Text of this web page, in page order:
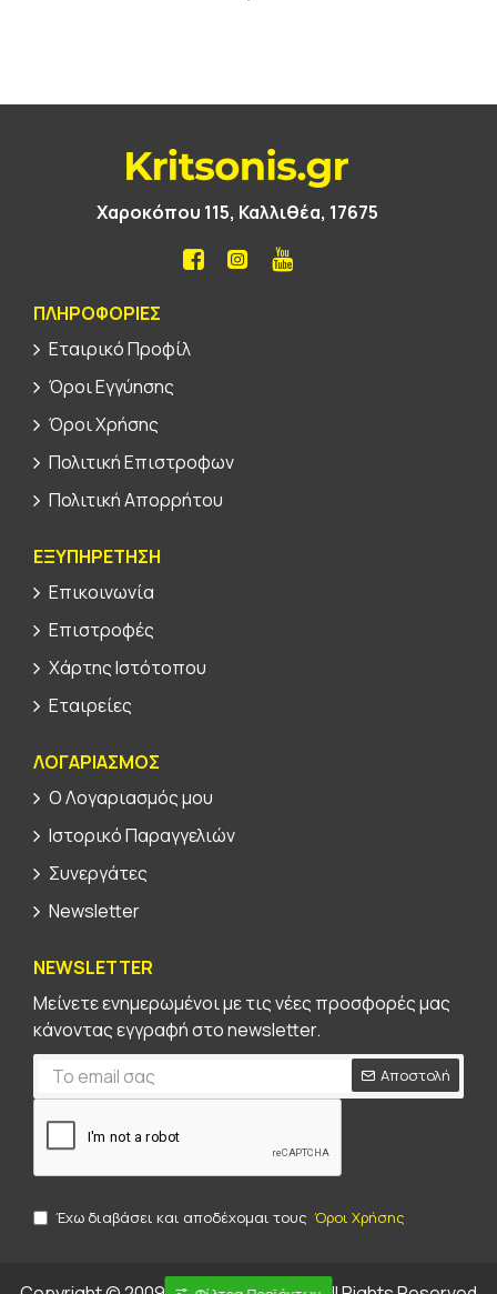
Χαροκόπου 115, Καλλιθέα, 17675
ΠΛΗΡΟΦΟΡΊΕΣ
Εταιρικό Προφίλ
Όροι Εγγύησης
Όροι Χρήσης
Πολιτική Επιστροφων
Πολιτική Απορρήτου
ΕΞΥΠΗΡΕΤΗΣΗ
Επικοινωνία
Επιστροφές
Χάρτης Ιστότοπου
Εταιρείες
ΛΟΓΑΡΙΑΣΜΟΣ
Ο Λογαριασμός μου
Ιστορικό Παραγγελιών
Συνεργάτες
Newsletter
NEWSLETTER
Μείνετε ενημερωμένοι με τις νέες προσφορές μας
κάνοντας εγγραφή στο newsletter.
Αποστολή
Έχω διαβάσει και αποδέχομαι τους Όροι Χρήσης